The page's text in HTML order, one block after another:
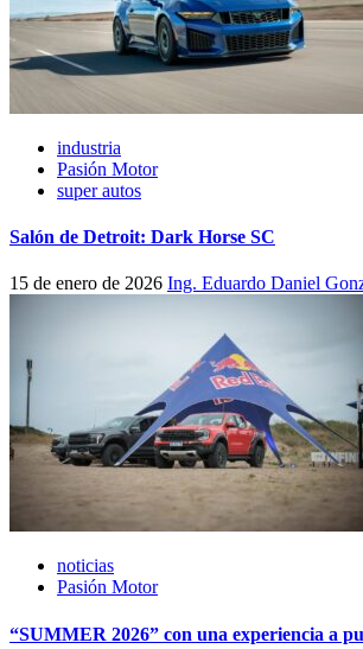
industria
Pasión Motor
super autos
Salón de Detroit: Dark Horse SC
15 de enero de 2026 Ing. Eduardo Daniel
noticias
Pasión Motor
“SUMMER 2026” con una experiencia a